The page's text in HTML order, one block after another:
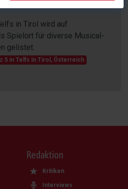
in Tirol wird auf
Spielort für diverse Musical-
gelistet.
5in Telfs in Tirol , Österreich
Redaktion
Kritiken
Interviews